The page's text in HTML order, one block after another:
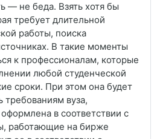
— не беда. Взять хотя бы
требует длительной
работы, поиска
В такие моменты
к профессионалам, которые
любой студенческой
сроки. При этом она будет
требованиям вуза,
в соответствии с
работающие на бирже